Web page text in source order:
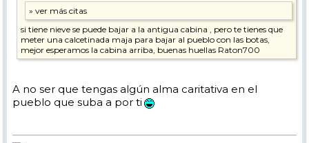
si tiene nieve se puede bajar a la antigua cabina , pero te tienes que
meter una calcetinada maja para bajar al pueblo con las botas,
mejor esperamos la cabina arriba, buenas huellas Raton700
A no ser que tengas algún alma caritativa en el
pueblo que suba a por ti